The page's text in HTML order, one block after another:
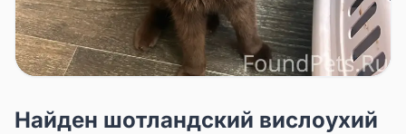
Найден шотландский вислоухий